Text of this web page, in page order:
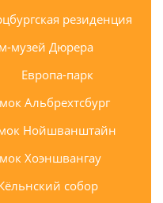
резиденция
музей Дюрера
Европа-парк
Альбрехтсбург
Нойшванштайн
Хоэншвангау
собор